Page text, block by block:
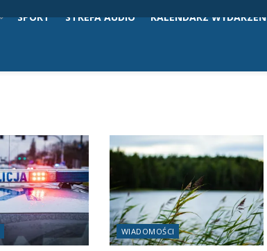
SPORT STREFA AUDIO KALENDARZ WYDARZEŃ
WIADOMOŚCI